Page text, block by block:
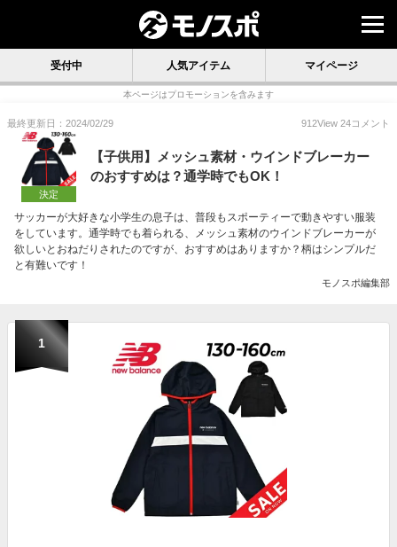
受付中 人気アイテム マイページ
本ページはプロモーションを含みます
最終更新日：2024/02/29 912View 24コメント
決定
【子供用】メッシュ素材・ウインドブレーカー
のおすすめは？通学時でもOK！
サッカーが大好きな小学生の息子は、普段もスポーティーで動きやすい服装
をしています。通学時でも着られる、メッシュ素材のウインドブレーカーが
欲しいとおねだりされたのですが、おすすめはありますか？柄はシンプルだ
と有難いです！
モノスポ編集部
1